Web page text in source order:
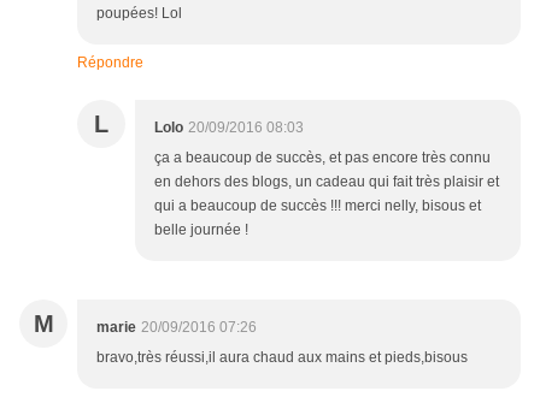
poupées! Lol
Répondre
L Lolo 20/09/2016 08:03
ça a beaucoup de succès, et pas encore très connu
en dehors des blogs, un cadeau qui fait très plaisir et
qui a beaucoup de succès !!! merci nelly, bisous et
belle journée !
M marie 20/09/2016 07:26
bravo,très réussi,il aura chaud aux mains et pieds,bisous